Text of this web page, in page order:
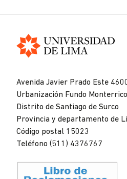
Avenida Javier Prado Este
Urbanización Fundo
Distrito de Santiago de Surco
Provincia y departamento de
Código postal 15023
Teléfono (511) 4376767